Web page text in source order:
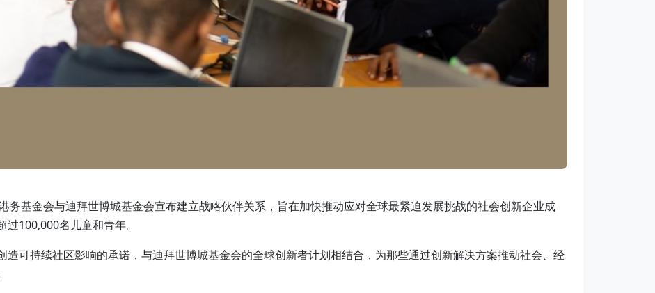
务基金会与迪拜世博城基金会宣布建立战略伙伴关系，旨在加快推动应对全球最紧迫发展挑战的社会创新企业成
100,000名儿童和青年。
造可持续社区影响的承诺，与迪拜世博城基金会的全球创新者计划相结合，为那些通过创新解决方案推动社会、经